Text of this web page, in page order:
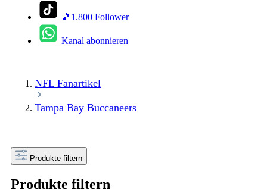
🎵1.800 Follower
Kanal abonnieren
NFL Fanartikel
Tampa Bay Buccaneers
Produkte filtern
Produkte filtern